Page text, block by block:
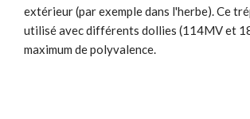
extérieur (par exemple dans l'herbe). Ce
utilisé avec différents dollies (114MV et
maximum de polyvalence.